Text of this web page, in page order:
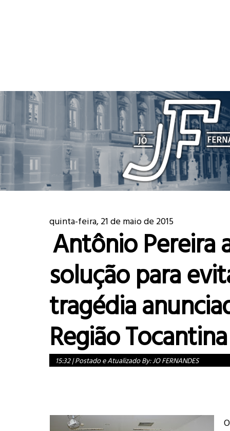
quinta-feira, 21 de maio de 2015
Antônio Pereira
solução para
tragédia
Região Tocantina
15:32|Postado e Atualizado By:JO FERNANDES